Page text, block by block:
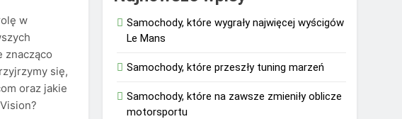
w
znacząco
się,
oraz jakie
Samochody, które wygrały najwięcej wyścigów
Le Mans
Samochody, które przeszły tuning marzeń
Samochody, które na zawsze zmieniły oblicze
motorsportu